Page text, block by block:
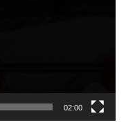
02:00